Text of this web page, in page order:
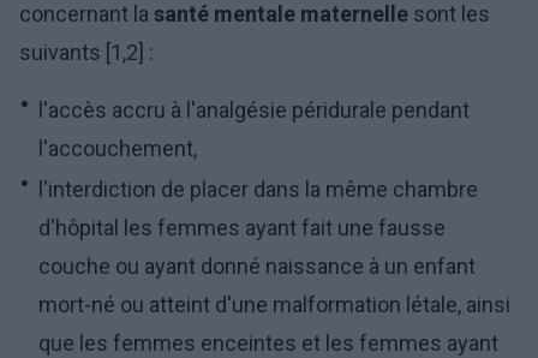
concernant la santé mentale maternelle sont les
suivants [1,2] :
l'accès accru à l'analgésie péridurale pendant
l'accouchement,
l'interdiction de placer dans la même chambre
d'hôpital les femmes ayant fait une fausse
couche ou ayant donné naissance à un enfant
mort-né ou atteint d'une malformation létale, ainsi
que les femmes enceintes et les femmes ayant